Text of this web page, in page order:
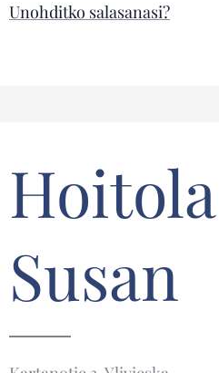
Unohditko salasanasi?
Hoitola
Susan